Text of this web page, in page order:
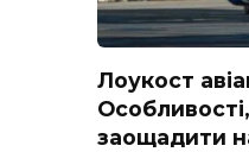
Лоукост
заощадити